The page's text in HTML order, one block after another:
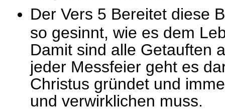
Der Vers 5 Bereitet diese
so gesinnt, wie es dem
Damit sind alle Getauften
jeder Messfeier geht es
Christus gründet und
und verwirklichen muss.